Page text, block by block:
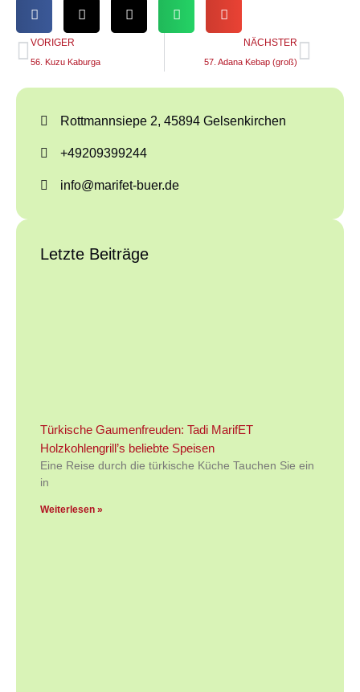
VORIGER
56. Kuzu Kaburga
NÄCHSTER
57. Adana Kebap (groß)
Rottmannsiepe 2, 45894 Gelsenkirchen
+49209399244
info@marifet-buer.de
Letzte Beiträge
Türkische Gaumenfreuden: Tadi MarifET
Holzkohlengrill’s beliebte Speisen
Eine Reise durch die türkische Küche Tauchen Sie ein
in
Weiterlesen »